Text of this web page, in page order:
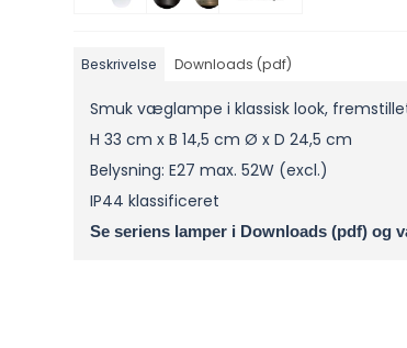
Beskrivelse Downloads (pdf)
Smuk væglampe i klassisk look,
H 33 cm x B 14,5 cm Ø x D 24,5 cm
Belysning: E27 max. 52W (excl.)
IP44 klassificeret
Se seriens lamper i Downloads (pdf) og